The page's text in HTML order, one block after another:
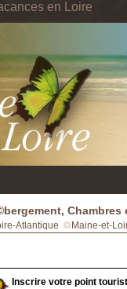
en Loire
Chambres
Atlantique Maine-et-
Inscrire votre point